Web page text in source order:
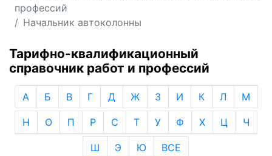
профессий
Начальник автоколонны
Тарифно-квалификационный
справочник работ и профессий
А Б В Г Д Ж З И К Л М
Н О П Р С Т У Ф Х Ц Ч
Ш Э Ю ВСЕ